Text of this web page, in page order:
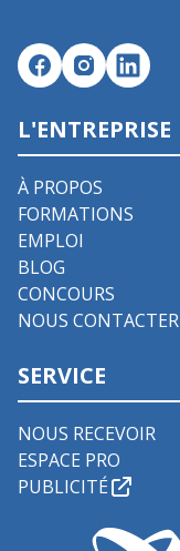
L'ENTREPRISE
À PROPOS
FORMATIONS
EMPLOI
BLOG
CONCOURS
NOUS CONTACTER
SERVICE
NOUS RECEVOIR
ESPACE PRO
PUBLICITÉ